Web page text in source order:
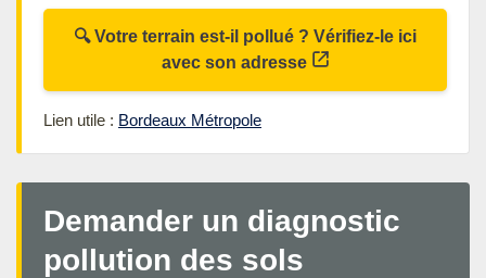
🔍 Votre terrain est-il pollué ? Vérifiez-le ici
avec son adresse
Lien utile : Bordeaux Métropole
Demander un diagnostic
pollution des sols